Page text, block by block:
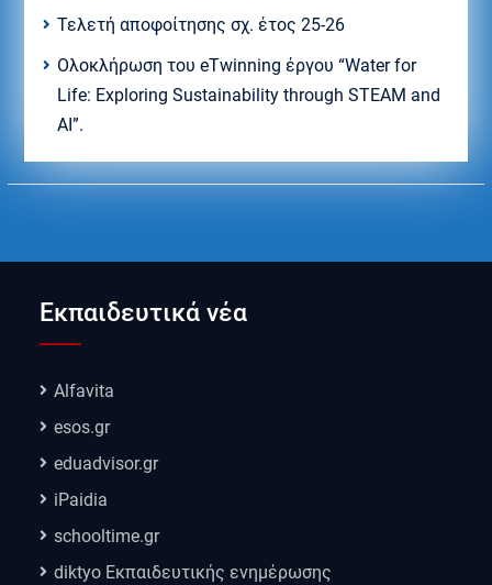
Τελετή αποφοίτησης σχ. έτος 25-26
Ολοκλήρωση του eTwinning έργου “Water for
Life: Exploring Sustainability through STEAM and
AI”.
Εκπαιδευτικά νέα
Alfavita
esos.gr
eduadvisor.gr
iPaidia
schooltime.gr
diktyo Εκπαιδευτικής ενημέρωσης